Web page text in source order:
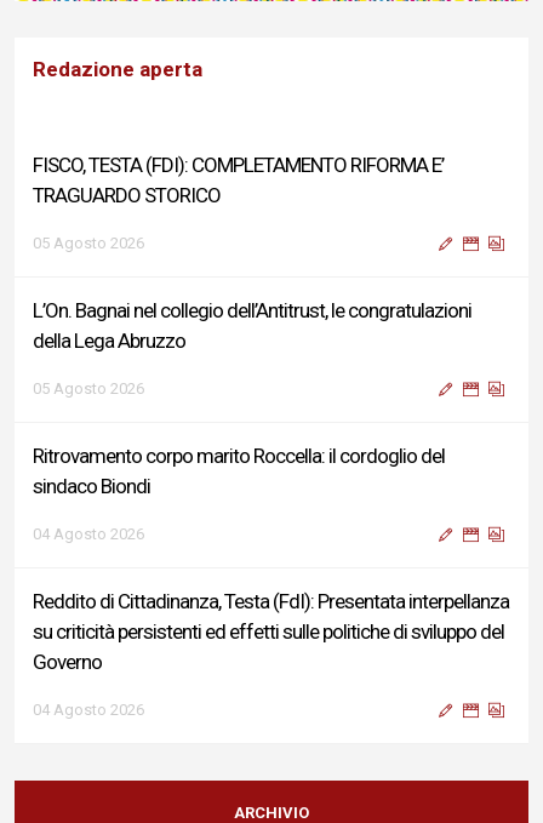
Redazione aperta
FISCO, TESTA (FDI): COMPLETAMENTO RIFORMA E’
TRAGUARDO STORICO
05 Agosto 2026
L’On. Bagnai nel collegio dell’Antitrust, le congratulazioni
della Lega Abruzzo
05 Agosto 2026
Ritrovamento corpo marito Roccella: il cordoglio del
sindaco Biondi
04 Agosto 2026
Reddito di Cittadinanza, Testa (FdI): Presentata interpellanza
su criticità persistenti ed effetti sulle politiche di sviluppo del
Governo
04 Agosto 2026
Sigismondi, Liris e Testa: “Profondo cordoglio e vicinanza al
Ministro Roccella e alla sua famiglia”
ARCHIVIO